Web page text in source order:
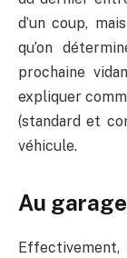
d’un coup,
qu’on
prochaine
expliquer
(standard et
véhicule.
Au